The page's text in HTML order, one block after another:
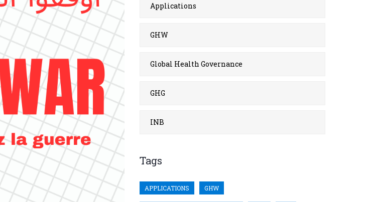
Applications
GHW
Global Health Governance
GHG
INB
Tags
APPLICATIONS GHW